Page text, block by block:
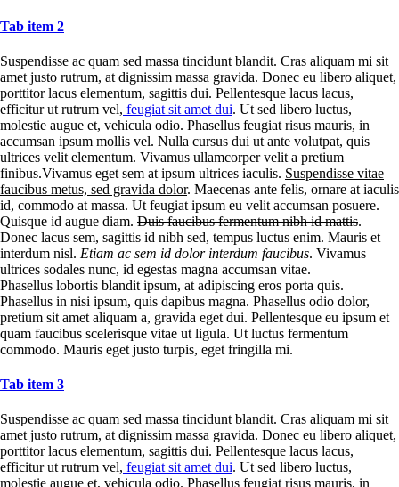
Tab item 2
Suspendisse ac quam sed massa tincidunt blandit. Cras aliquam mi sit
amet justo rutrum, at dignissim massa gravida. Donec eu libero aliquet,
porttitor lacus elementum, sagittis dui. Pellentesque lacus lacus,
efficitur ut rutrum vel, feugiat sit amet dui. Ut sed libero luctus,
molestie augue et, vehicula odio. Phasellus feugiat risus mauris, in
accumsan ipsum mollis vel. Nulla cursus dui ut ante volutpat, quis
ultrices velit elementum. Vivamus ullamcorper velit a pretium
finibus.Vivamus eget sem at ipsum ultrices iaculis. Suspendisse vitae
faucibus metus, sed gravida dolor. Maecenas ante felis, ornare at iaculis
id, commodo at massa. Ut feugiat ipsum eu velit accumsan posuere.
Quisque id augue diam. Duis faucibus fermentum nibh id mattis.
Donec lacus sem, sagittis id nibh sed, tempus luctus enim. Mauris et
interdum nisl. Etiam ac sem id dolor interdum faucibus. Vivamus
ultrices sodales nunc, id egestas magna accumsan vitae.
Phasellus lobortis blandit ipsum, at adipiscing eros porta quis.
Phasellus in nisi ipsum, quis dapibus magna. Phasellus odio dolor,
pretium sit amet aliquam a, gravida eget dui. Pellentesque eu ipsum et
quam faucibus scelerisque vitae ut ligula. Ut luctus fermentum
commodo. Mauris eget justo turpis, eget fringilla mi.
Tab item 3
Suspendisse ac quam sed massa tincidunt blandit. Cras aliquam mi sit
amet justo rutrum, at dignissim massa gravida. Donec eu libero aliquet,
porttitor lacus elementum, sagittis dui. Pellentesque lacus lacus,
efficitur ut rutrum vel, feugiat sit amet dui. Ut sed libero luctus,
molestie augue et, vehicula odio. Phasellus feugiat risus mauris, in